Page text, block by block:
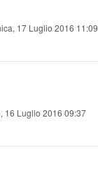
17 Luglio 2016 11:09
16 Luglio 2016 09:37